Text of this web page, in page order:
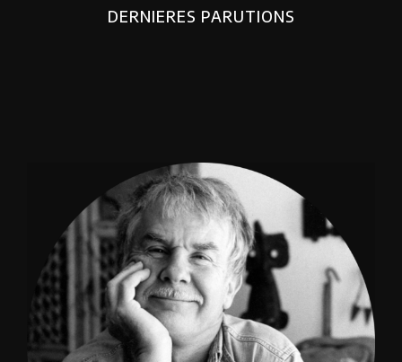
DERNIERES PARUTIONS